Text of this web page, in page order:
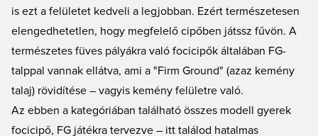
személyesebbé tedd. Mindig kedvező árakat kapsz, és gyors szállítással!
is ezt a felületet kedveli a legjobban. Ezért természetesen
elengedhetetlen, hogy megfelelő cipőben játssz fűvön. A
természetes füves pályákra való focicipők általában FG-
talppal vannak ellátva, ami a "Firm Ground" (azaz kemény
talaj) rövidítése – vagyis kemény felületre való.
Az ebben a kategóriában található összes modell gyerek
focicipő, FG játékra tervezve – itt találod hatalmas